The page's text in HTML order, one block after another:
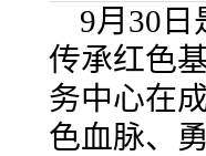
9月30日
传承红色
务中心在
色血脉、